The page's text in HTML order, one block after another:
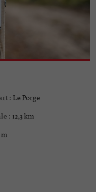
: Le Porge
: 12,3 km
m